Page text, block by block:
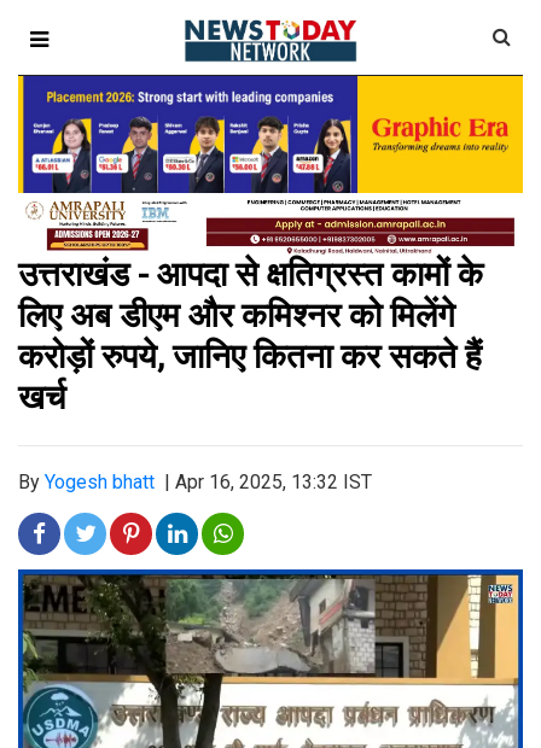
उत्तराखंड - आपदा से क्षतिग्रस्त कामों के
लिए अब डीएम और कमिश्नर को मिलेंगे
करोड़ों रुपये, जानिए कितना कर सकते हैं
खर्च
By Yogesh bhatt Apr 16, 2025, 13:32 IST